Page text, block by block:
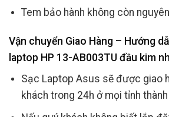
Tem bảo hành không còn
Vận chuyển Giao Hàng – Hướng
laptop HP 13-AB003TU đầu kim
Sạc Laptop Asus sẽ được giao
khách trong 24h ở mọi tỉnh thành